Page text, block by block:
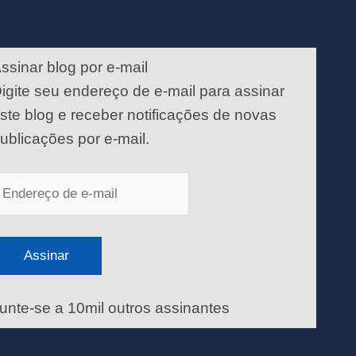
blog por e-mail
seu endereço de e-mail para assinar
blog e receber notificações de novas
por e-mail.
Assinar
se a 10mil outros assinantes